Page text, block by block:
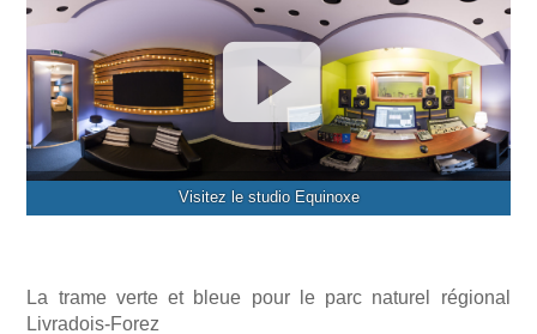
Visitez le studio Equinoxe
La trame verte et bleue pour le parc naturel régional
Livradois-Forez